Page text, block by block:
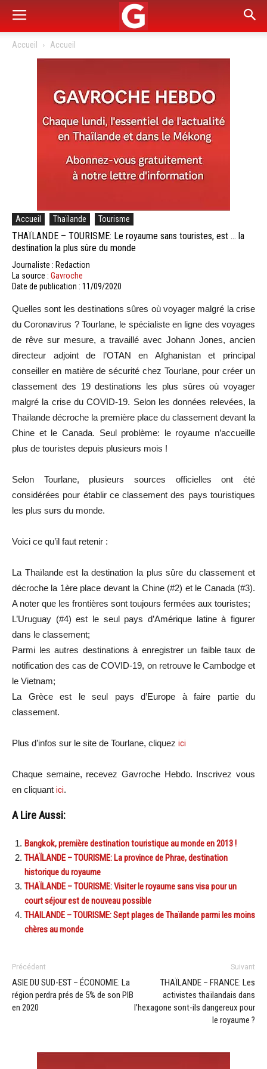
Accueil Accueil
Accueil Thaïlande Tourisme
THAÏLANDE – TOURISME: Le royaume sans touristes, est … la
destination la plus sûre du monde
Journaliste : Redaction
La source : Gavroche
Date de publication : 11/09/2020
Quelles sont les destinations sûres où voyager malgré la crise
du Coronavirus ? Tourlane, le spécialiste en ligne des voyages
de rêve sur mesure, a travaillé avec Johann Jones, ancien
directeur adjoint de l’OTAN en Afghanistan et principal
conseiller en matière de sécurité chez Tourlane, pour créer un
classement des 19 destinations les plus sûres où voyager
malgré la crise du COVID-19. Selon les données relevées, la
Thaïlande décroche la première place du classement devant la
Chine et le Canada. Seul problème: le royaume n’accueille
plus de touristes depuis plusieurs mois !
Selon Tourlane, plusieurs sources officielles ont été
considérées pour établir ce classement des pays touristiques
les plus surs du monde.
Voici ce qu’il faut retenir :
La Thaïlande est la destination la plus sûre du classement et
décroche la 1ère place devant la Chine (#2) et le Canada (#3).
A noter que les frontières sont toujours fermées aux touristes;
L’Uruguay (#4) est le seul pays d’Amérique latine à figurer
dans le classement;
Parmi les autres destinations à enregistrer un faible taux de
notification des cas de COVID-19, on retrouve le Cambodge et
le Vietnam;
La Grèce est le seul pays d’Europe à faire partie du
classement.
Plus d’infos sur le site de Tourlane, cliquez ici
Chaque semaine, recevez Gavroche Hebdo. Inscrivez vous
en cliquant ici.
A Lire Aussi:
Bangkok, première destination touristique au monde en 2013 !
THAÏLANDE – TOURISME: La province de Phrae, destination
historique du royaume
THAÏLANDE – TOURISME: Visiter le royaume sans visa pour un
court séjour est de nouveau possible
THAILANDE – TOURISME: Sept plages de Thaïlande parmi les moins
chères au monde
Précédent
ASIE DU SUD-EST – ÉCONOMIE: La
région perdra prés de 5% de son PIB
en 2020
Suivant
THAÏLANDE – FRANCE: Les
activistes thaïlandais dans
l’hexagone sont-ils dangereux pour
le royaume ?